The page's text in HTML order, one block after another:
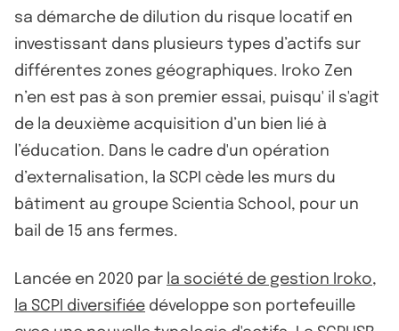
sa démarche de dilution du risque locatif en
investissant dans plusieurs types d’actifs sur
différentes zones géographiques. Iroko Zen
n’en est pas à son premier essai, puisqu' il s'agit
de la deuxième acquisition d’un bien lié à
l’éducation. Dans le cadre d'un opération
d’externalisation, la SCPI cède les murs du
bâtiment au groupe Scientia School, pour un
bail de 15 ans fermes.
Lancée en 2020 par la société de gestion Iroko,
la SCPI diversifiée développe son portefeuille